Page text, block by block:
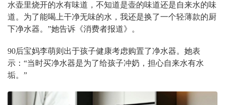
水壶里烧开的水有味道，不知道是壶的味道还是自来水的味
道。为了能喝上干净无味的水，我还是换了一个轻薄款的厨
下净水器。 ”她告诉《消费者报道》。
90后宝妈李萌则出于孩子健康考虑购置了净水器。她表
示： “当时买净水器是为了给孩子冲奶，担心自来水有水
垢。 ”